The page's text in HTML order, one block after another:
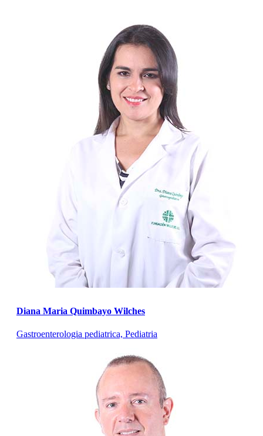
Diana Maria Quimbayo Wilches
Gastroenterologia pediatrica, Pediatria